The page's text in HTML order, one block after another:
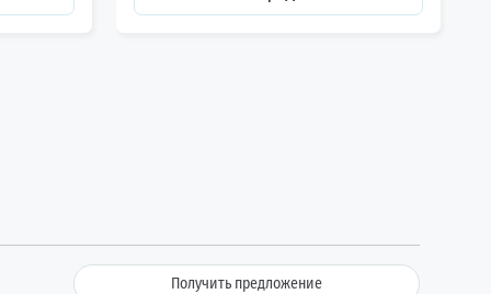
Получить предложение